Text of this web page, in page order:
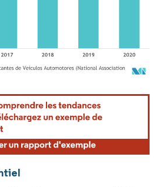
réutilisation nécessite une attribution sous CC BY